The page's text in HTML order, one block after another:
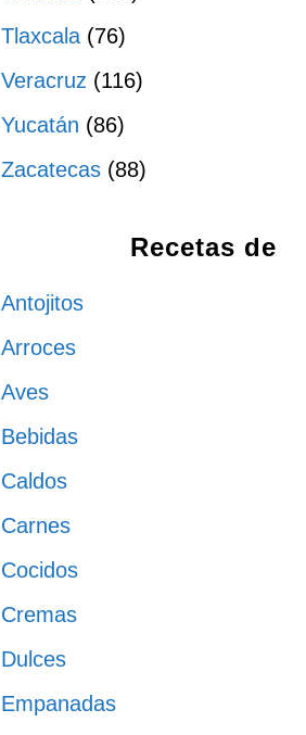
Tlaxcala (76)
Veracruz (116)
Yucatán (86)
Zacatecas (88)
Recetas de
Antojitos
Arroces
Aves
Bebidas
Caldos
Carnes
Cocidos
Cremas
Dulces
Empanadas